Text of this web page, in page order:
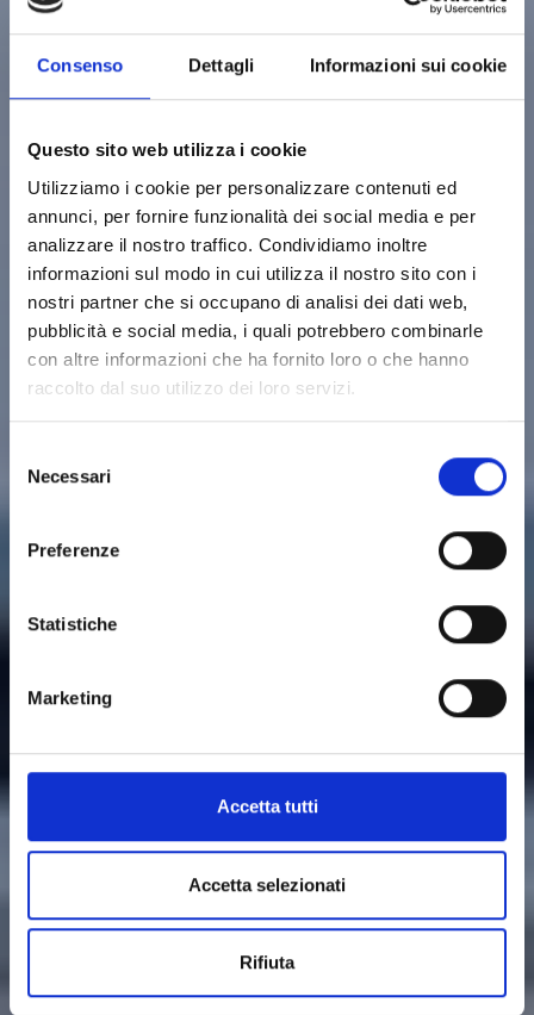
Consenso Dettagli Informazioni sui cookie
Questo sito web utilizza i cookie
Utilizziamo i cookie per personalizzare contenuti ed
annunci, per fornire funzionalità dei social media e per
analizzare il nostro traffico. Condividiamo inoltre
informazioni sul modo in cui utilizza il nostro sito con i
nostri partner che si occupano di analisi dei dati web,
pubblicità e social media, i quali potrebbero combinarle
con altre informazioni che ha fornito loro o che hanno
raccolto dal suo utilizzo dei loro servizi.
delNecessari
Preferenze
Statistiche
Marketing
Accetta tutti
Accetta selezionati
Rifiuta
BEACH CLUB